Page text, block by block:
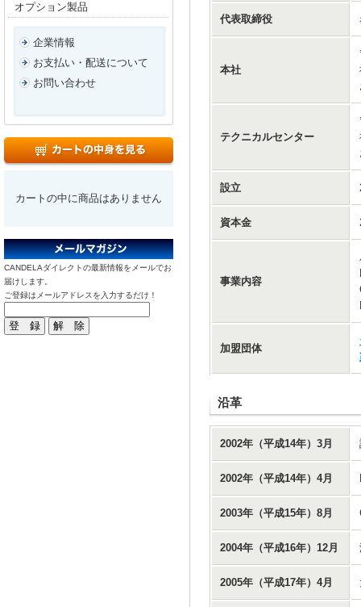
オプション製品
企業情報
お支払い・配送について
お問い合わせ
カートの中に商品はありません
CANDELAダイレクトの最新情報をメールでお
届けします。
ご登録はメールアドレスを入力するだけ！
代表取締役
本社
テクニカルセンター
設立
資本金
事業内容
加盟団体
沿革
2002年（平成14年）3月
2002年（平成14年）4月
2003年（平成15年）8月
2004年（平成16年）12月
2005年（平成17年）4月